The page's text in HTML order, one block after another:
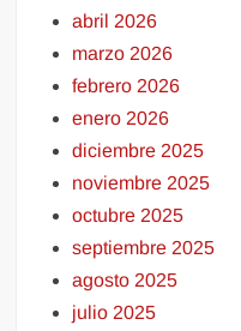
abril 2026
marzo 2026
febrero 2026
enero 2026
diciembre 2025
noviembre 2025
octubre 2025
septiembre 2025
agosto 2025
julio 2025